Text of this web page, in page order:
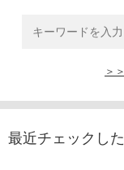
＞
最近チェックし